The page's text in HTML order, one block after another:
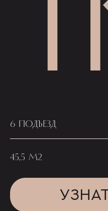
6 ПОДЪЕЗД
45,5 М2